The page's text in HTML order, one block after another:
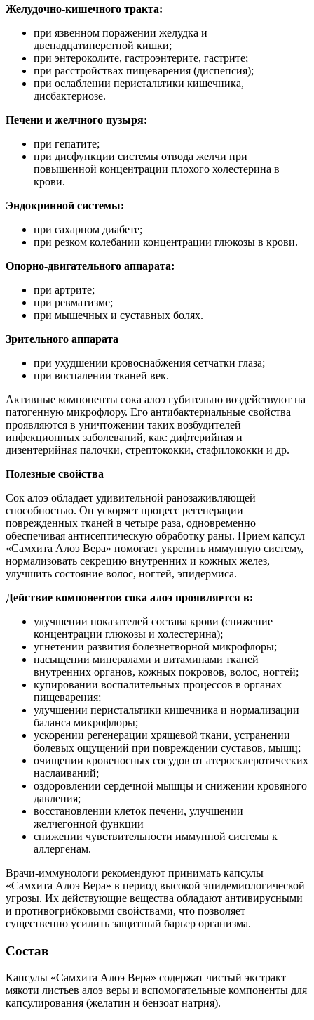
Желудочно-кишечного тракта:
при язвенном поражении желудка и
двенадцатиперстной кишки;
при энтероколите, гастроэнтерите, гастрите;
при расстройствах пищеварения (диспепсия);
при ослаблении перистальтики кишечника,
дисбактериозе.
Печени и желчного пузыря:
при гепатите;
при дисфункции системы отвода желчи при
повышенной концентрации плохого холестерина в
крови.
Эндокринной системы:
при сахарном диабете;
при резком колебании концентрации глюкозы в крови.
Опорно-двигательного аппарата:
при артрите;
при ревматизме;
при мышечных и суставных болях.
Зрительного аппарата
при ухудшении кровоснабжения сетчатки глаза;
при воспалении тканей век.
Активные компоненты сока алоэ губительно воздействуют на
патогенную микрофлору. Его антибактериальные свойства
проявляются в уничтожении таких возбудителей
инфекционных заболеваний, как: дифтерийная и
дизентерийная палочки, стрептококки, стафилококки и др.
Полезные свойства
Сок алоэ обладает удивительной ранозаживляющей
способностью. Он ускоряет процесс регенерации
поврежденных тканей в четыре раза, одновременно
обеспечивая антисептическую обработку раны. Прием капсул
«Самхита Алоэ Вера» помогает укрепить иммунную систему,
нормализовать секрецию внутренних и кожных желез,
улучшить состояние волос, ногтей, эпидермиса.
Действие компонентов сока алоэ проявляется в:
улучшении показателей состава крови (снижение
концентрации глюкозы и холестерина);
угнетении развития болезнетворной микрофлоры;
насыщении минералами и витаминами тканей
внутренних органов, кожных покровов, волос, ногтей;
купировании воспалительных процессов в органах
пищеварения;
улучшении перистальтики кишечника и нормализации
баланса микрофлоры;
ускорении регенерации хрящевой ткани, устранении
болевых ощущений при повреждении суставов, мышц;
очищении кровеносных сосудов от атеросклеротических
наслаиваний;
оздоровлении сердечной мышцы и снижении кровяного
давления;
восстановлении клеток печени, улучшении
желчегонной функции
снижении чувствительности иммунной системы к
аллергенам.
Врачи-иммунологи рекомендуют принимать капсулы
«Самхита Алоэ Вера» в период высокой эпидемиологической
угрозы. Их действующие вещества обладают антивирусными
и противогрибковыми свойствами, что позволяет
существенно усилить защитный барьер организма.
Состав
Капсулы «Самхита Алоэ Вера» содержат чистый экстракт
мякоти листьев алоэ веры и вспомогательные компоненты для
капсулирования (желатин и бензоат натрия).